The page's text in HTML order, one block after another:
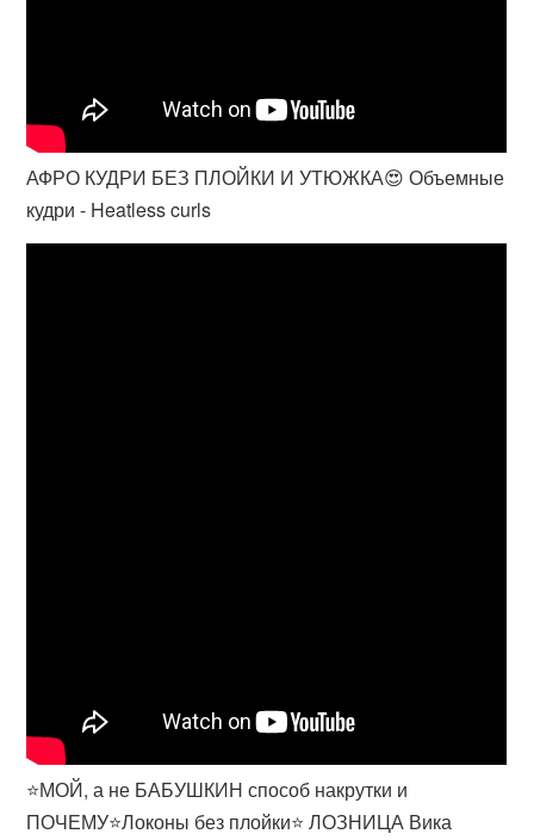
АФРО КУДРИ БЕЗ ПЛОЙКИ И УТЮЖКА😍 Объемные
кудри - Heatless curls
⭐МОЙ, а не БАБУШКИН способ накрутки и
ПОЧЕМУ⭐Локоны без плойки⭐ ЛОЗНИЦА Вика